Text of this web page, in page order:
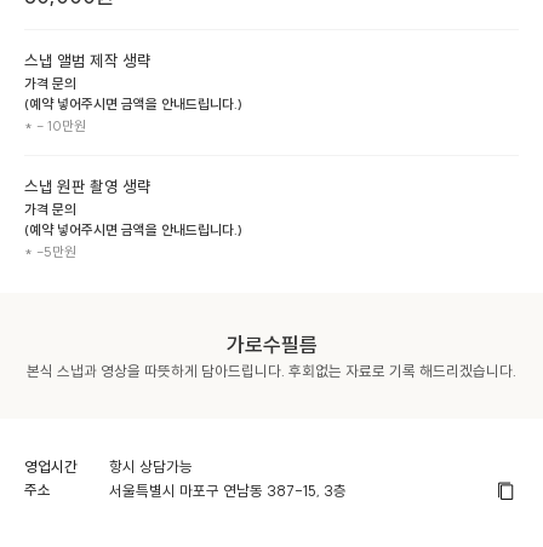
스냅 앨범 제작 생략
가격 문의
(예약 넣어주시면 금액을 안내드립니다.)
* - 10만원
스냅 원판 촬영 생략
가격 문의
(예약 넣어주시면 금액을 안내드립니다.)
* -5만원
가로수필름
영업시간
항시 상담가능
주소
서울특별시 마포구 연남동 387-15, 3층